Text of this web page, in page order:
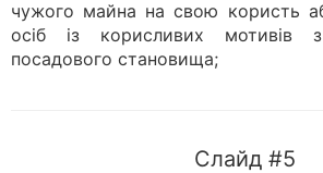
чужого майна на свою користь
осіб із корисливих мотивів
посадового становища;
Слайд #5